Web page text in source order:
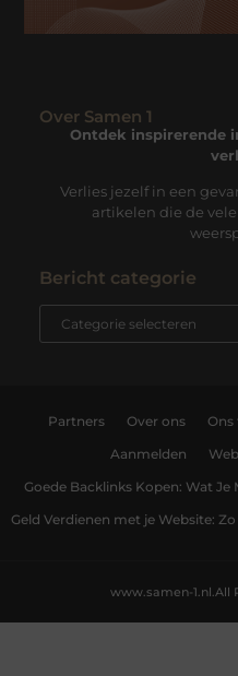
Over Samen 1
Ontdek inspirerende
Verlies jezelf in een
artikelen die de
Bericht categorie
Partners Over ons Ons
Aanmelden
Goede Backlinks Kopen: Wat
Geld Verdienen met je Website:
All
www.samen-1.nl.